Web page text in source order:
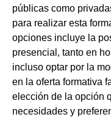
públicas como
para realizar esta
opciones incluye la
presencial, tanto en
incluso optar por la
en la oferta formativa
elección de la opción
necesidades y